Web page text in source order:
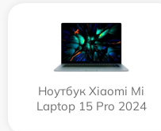
Ноутбук Xiaomi Mi
Laptop 15 Pro 2024